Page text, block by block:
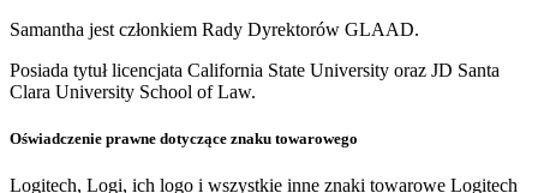
Samantha jest członkiem Rady Dyrektorów GLAAD.
Posiada tytuł licencjata California State University oraz JD Santa
Clara University School of Law.
Oświadczenie prawne dotyczące znaku towarowego
Logitech, Logi, ich logo i wszystkie inne znaki towarowe Logitech